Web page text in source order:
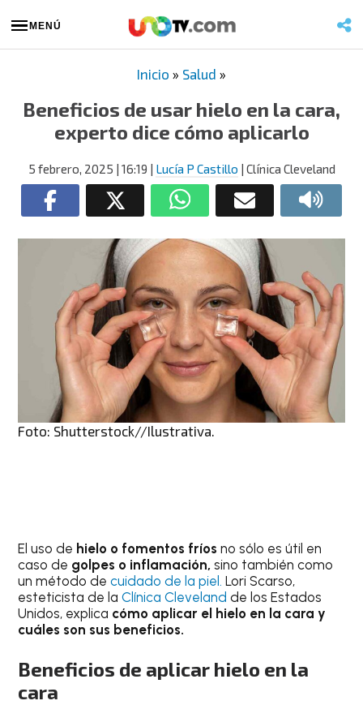
MENÚ
Inicio » Salud »
Beneficios de usar hielo en la cara,
experto dice cómo aplicarlo
5 febrero, 2025 | 16:19 | Lucía P Castillo | Clínica Cleveland
Foto: Shutterstock//Ilustrativa.
El uso de hielo o fomentos fríos no sólo es útil en
caso de golpes o inflamación, sino también como
un método decuidado de la piel. Lori Scarso,
esteticista de laClínica Cleveland de los Estados
Unidos, explica cómo aplicar el hielo en la cara y
cuáles son sus beneficios.
Beneficios de aplicar hielo en la
cara